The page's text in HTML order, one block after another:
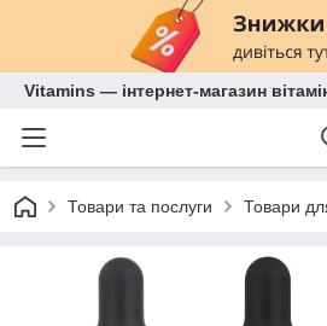
Vitamins — інтернет-магазин
Товари та послуги Товари